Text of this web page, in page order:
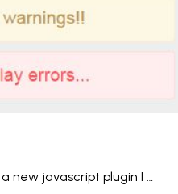
new javascript plugin I